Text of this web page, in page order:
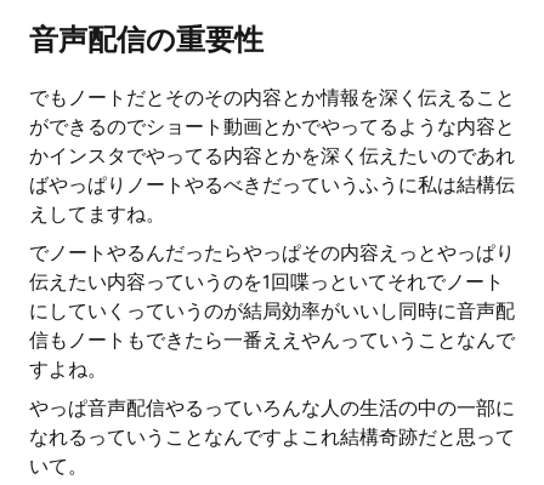
音声配信の重要性
でもノートだとそのその内容とか情報を深く伝えること
ができるのでショート動画とかでやってるような内容と
かインスタでやってる内容とかを深く伝えたいのであれ
ばやっぱりノートやるべきだっていうふうに私は結構伝
えしてますね。
でノートやるんだったらやっぱその内容えっとやっぱり
伝えたい内容っていうのを1回喋っといてそれでノート
にしていくっていうのが結局効率がいいし同時に音声配
信もノートもできたら一番ええやんっていうことなんで
すよね。
やっぱ音声配信やるっていろんな人の生活の中の一部に
なれるっていうことなんですよこれ結構奇跡だと思って
いて。